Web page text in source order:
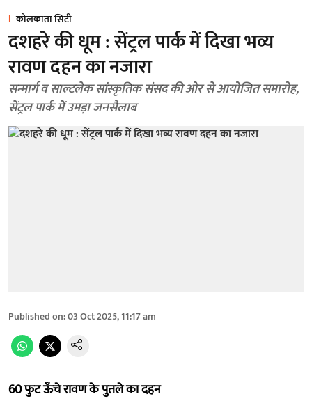
कोलकाता सिटी
दशहरे की धूम : सेंट्रल पार्क में दिखा भव्य
रावण दहन का नजारा
सन्मार्ग व साल्टलेक सांस्कृतिक संसद की ओर से आयोजित समारोह,
सेंट्रल पार्क में उमड़ा जनसैलाब
Published on:03 Oct 2025, 11:17 am
60 फुट ऊँचे रावण के पुतले का दहन